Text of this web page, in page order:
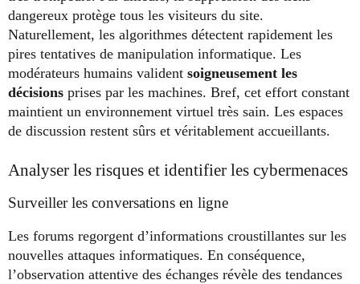
dangereux protège tous les visiteurs du site.
Naturellement, les algorithmes détectent rapidement les
pires tentatives de manipulation informatique. Les
modérateurs humains valident soigneusement les
décisions prises par les machines. Bref, cet effort constant
maintient un environnement virtuel très sain. Les espaces
de discussion restent sûrs et véritablement accueillants.
Analyser les risques et identifier les cybermenaces
Surveiller les conversations en ligne
Les forums regorgent d’informations croustillantes sur les
nouvelles attaques informatiques. En conséquence,
l’observation attentive des échanges révèle des tendances